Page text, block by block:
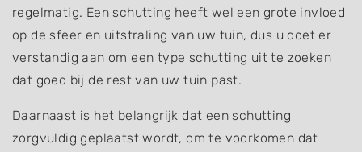
regelmatig. Een schutting heeft wel een grote invloed
op de sfeer en uitstraling van uw tuin, dus u doet er
verstandig aan om een type schutting uit te zoeken
dat goed bij de rest van uw tuin past.
Daarnaast is het belangrijk dat een schutting
zorgvuldig geplaatst wordt, om te voorkomen dat